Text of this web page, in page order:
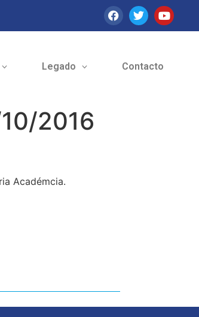
Legado Contacto
2016
Académcia.